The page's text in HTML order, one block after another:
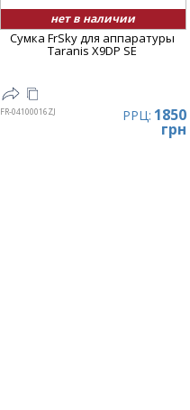
нет в наличии
Сумка FrSky для аппаратуры
Taranis X9DP SE
FR-04100016ZJ РРЦ: 1850
грн